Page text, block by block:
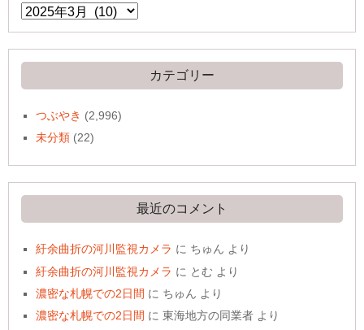
ア
ー
イ
ブ
カテゴリー
つぶやき (2,996)
未分類 (22)
最近のコメント
紆余曲折の河川監視カメラ に ちゅん より
紆余曲折の河川監視カメラ に とむ より
濃密な札幌での2日間 に ちゅん より
濃密な札幌での2日間 に東海地方の同業者 より